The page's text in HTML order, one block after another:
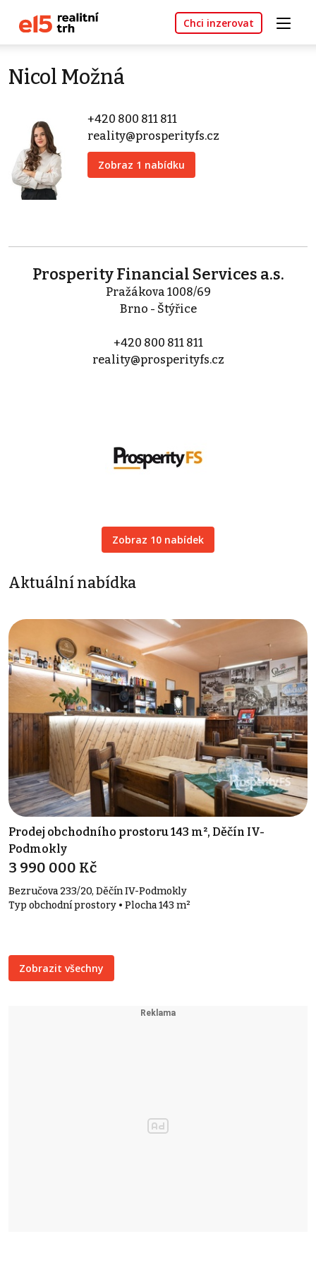
Chci inzerovat
Nicol Možná
+420 800 811 811
reality@prosperityfs.cz
Zobraz 1 nabídku
Prosperity Financial Services a.s.
Pražákova 1008/69
Brno - Štýřice
+420 800 811 811
reality@prosperityfs.cz
Zobraz 10 nabídek
Aktuální nabídka
Prodej obchodního prostoru 143 m², Děčín IV-
Podmokly
3 990 000 Kč
Bezručova 233/20, Děčín IV-Podmokly
Typ obchodní prostory • Plocha 143 m²
Zobrazit všechny